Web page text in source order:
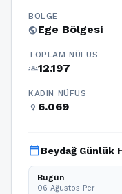
BÖLGE
publicEge Bölgesi
TOPLAM NÜFUS
groups12.197
KADIN NÜFUS
female 6.069
calendar_todayBeydağ Günlük
Bugün
06 Ağustos Per